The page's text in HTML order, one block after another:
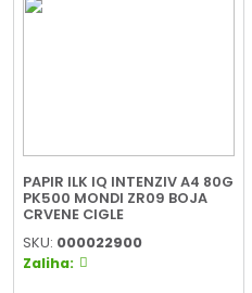
PAPIR ILK IQ INTENZIV A4 80G
PK500 MONDI ZR09 BOJA
CRVENE CIGLE
SKU: 000022900
Zaliha: